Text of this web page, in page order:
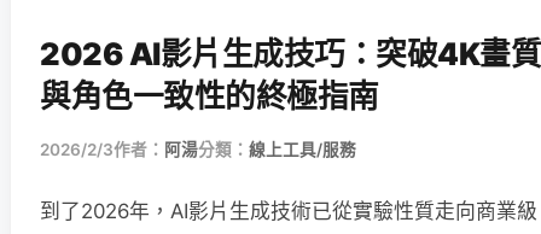
2026 AI影片生成技巧：突破4K畫質
與角色一致性的終極指南
2026/2/3作者： 阿湯分類： 線上工具/服務
到了2026年，AI影片生成技術已從實驗性質走向商業級